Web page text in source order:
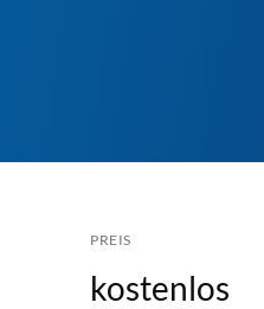
PREIS
kostenlos